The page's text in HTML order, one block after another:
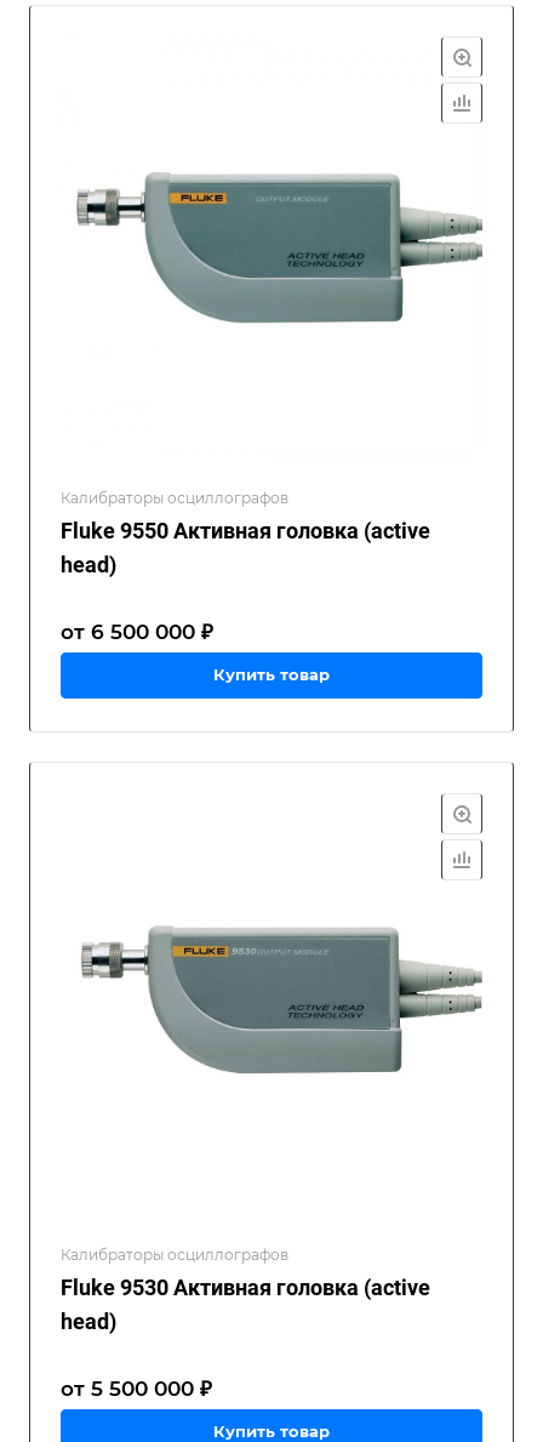
Калибраторы осциллографов
Fluke 9550 Активная головка (active
head)
от 6 500 000 ₽
Купить товар
Калибраторы осциллографов
Fluke 9530 Активная головка (active
head)
от 5 500 000 ₽
Купить товар